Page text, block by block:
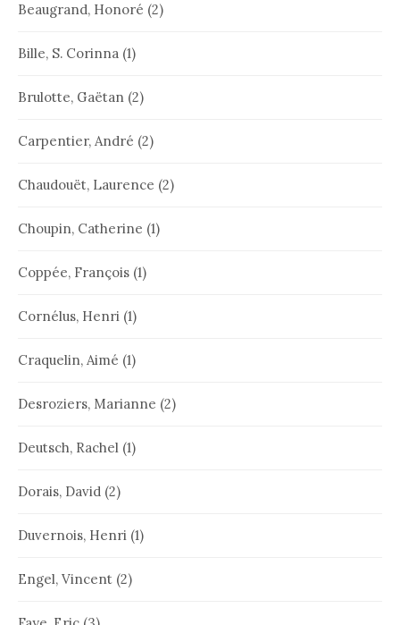
Beaugrand, Honoré (2)
Bille, S. Corinna (1)
Brulotte, Gaëtan (2)
Carpentier, André (2)
Chaudouët, Laurence (2)
Choupin, Catherine (1)
Coppée, François (1)
Cornélus, Henri (1)
Craquelin, Aimé (1)
Desroziers, Marianne (2)
Deutsch, Rachel (1)
Dorais, David (2)
Duvernois, Henri (1)
Engel, Vincent (2)